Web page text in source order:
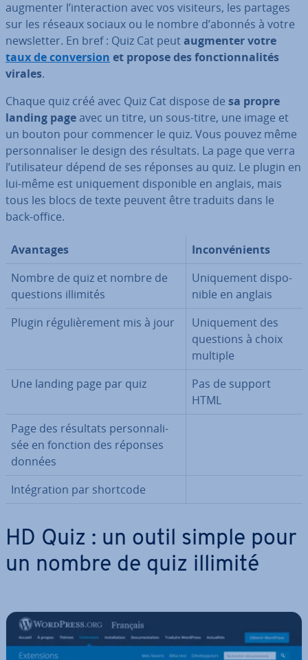
augmenter l’in­te­rac­tion avec vos visiteurs, les partages
sur les réseaux sociaux ou le nombre d’abonnés à votre
news­let­ter. En bref : Quiz Cat peutaugmenter votre
taux de con­ver­sion et propose des fonc­tion­na­li­tés
virales.
Chaque quiz créé avec Quiz Cat dispose de sa propre
landing pageavec un titre, un sous-titre, une image et
un bouton pour commencer le quiz. Vous pouvez même
per­son­na­li­ser le design des résultats. La page que verra
l’uti­li­sa­teur dépend de ses réponses au quiz. Le plugin en
lui-même est uni­que­ment dis­po­nible en anglais, mais
tous les blocs de texte peuvent être traduits dans le
back-office.
Avantages
In­con­vé­nients
Nombre de quiz et nombre de
questions illimités
Uni­que­ment dis­po­
nible en anglais
Plugin ré­gu­liè­re­ment mis à jour
Uni­que­ment des
questions à choix
multiple
Une landing page par quiz
Pas de support
HTML
Page des résultats per­son­na­li­
sée en fonction des réponses
données
In­té­gra­tion par shortcode
HD Quiz : un outil simple pour
un nombre de quiz illimité